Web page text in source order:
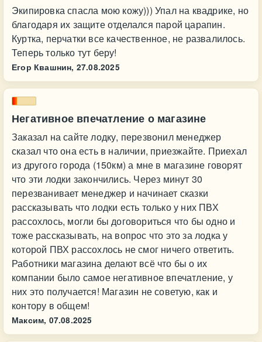
Экипировка спасла мою кожу))) Упал на квадрике, но
благодаря их защите отделался парой царапин.
Куртка, перчатки все качественное, не развалилось.
Теперь только тут беру!
Егор Квашнин, 27.08.2025
Негативное впечатление о магазине
Заказал на сайте лодку, перезвонил менеджер
сказал что она есть в наличии, приезжайте. Приехал
из другого города (150км) а мне в магазине говорят
что эти лодки закончились. Через минут 30
перезванивает менеджер и начинает сказки
рассказывать что лодки есть только у них ПВХ
рассохлось, могли бы договориться что бы одно и
тоже рассказывать, на вопрос что это за лодка у
которой ПВХ рассохлось не смог ничего ответить.
Работники магазина делают всё что бы о их
компании было самое негативное впечатление, у
них это получается! Магазин не советую, как и
контору в общем!
Максим, 07.08.2025